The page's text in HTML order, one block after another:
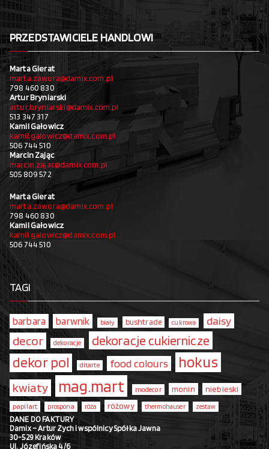
PRZEDSTAWICIELE HANDLOWI
Marta Gierat
marta.zawora@damix.com.pl
798 460 830
Artur Bryniarski
artur.bryniarski@damix.com.pl
513 347 317
Kamil Gałowicz
kamil.galowicz@damix.com.pl
506 744 510
Marcin Zając
marcin.zajac@damix.com.pl
505 809 572
Marta Gierat
marta.zawora@damix.com.pl
798 460 830
Kamil Gałowicz
kamil.galowicz@damix.com.pl
506 744 510
TAGI
barbara barwnik biały bushtrade cukrowa daisy
decor dekoracje dekoracje cukiernicze
dekor pol ditarte food colours hokus
kwiaty mag.mart modecor monin niebieski
papilart prospona róża różowy thermohauser zestaw
DANE DO FAKTURY
Damix – Artur Zych i wspólnicy Spółka Jawna
30-529 Kraków
Ul. Józefińska 4/6